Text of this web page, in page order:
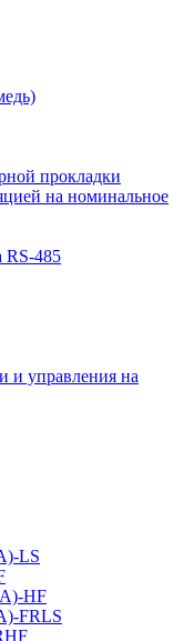
прокладки
на номинальное
RS-485
и управления на
LS
HF
FRLS